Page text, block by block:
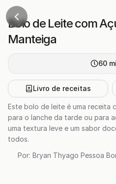
Bolo de Leite com
Manteiga
60
Livro de receitas
Este bolo de leite é uma receita
para o lanche da tarde ou para
uma textura leve e um sabor
todos.
Por: Bryan Thyago Pessoa